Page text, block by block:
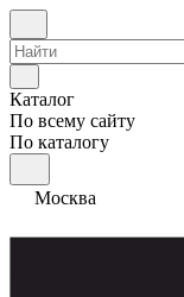
Каталог
По всему сайту
По каталогу
Москва